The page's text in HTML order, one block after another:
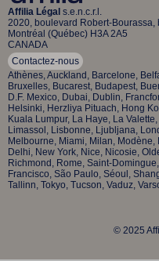
Affilia Légal s.e.n.c.r.l.
2020, boulevard Robert-Bourassa,
Montréal (Québec) H3A 2A5
CANADA
Contactez-nous
Athènes, Auckland, Barcelone,
Bruxelles, Bucarest, Budapest,
D.F. Mexico, Dubai, Dublin,
Helsinki, Herzliya Pituach, Hong
Kuala Lumpur, La Haye, La
Limassol, Lisbonne, Ljubljana,
Melbourne, Miami, Milan,
Delhi, New York, Nice, Nicosie,
Richmond, Rome, Saint-
Francisco, São Paulo, Séoul,
Tallinn, Tokyo, Tucson, Vaduz,
© 2025